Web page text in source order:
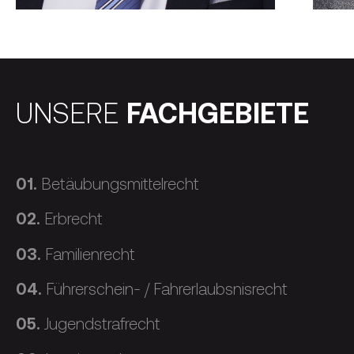
UNSERE FACHGEBIETE
01. Betäubungsmittelrecht
02. Erbrecht
03. Familienrecht
04. Führerschein- / Fahrerlaubsnisrecht
05. Jugendstrafrecht